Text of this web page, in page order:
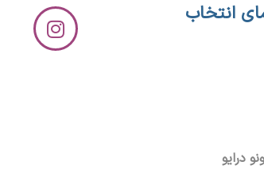
انتخاب
درایو